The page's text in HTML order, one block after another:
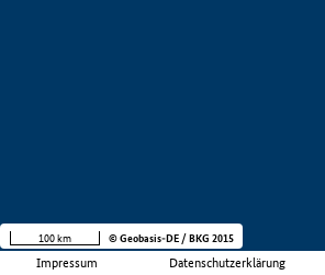
Impressum Datenschutzerklärung
100 km © Geobasis-DE / BKG 2015